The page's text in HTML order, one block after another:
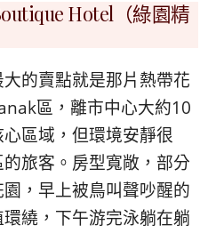
Hotel（綠園精
的賣點就是那片熱帶花
區，離市中心大約10
區域，但環境安靜很
旅客。房型寬敞，部分
，早上被鳥叫聲吵醒的
繞，下午游完泳躺在躺